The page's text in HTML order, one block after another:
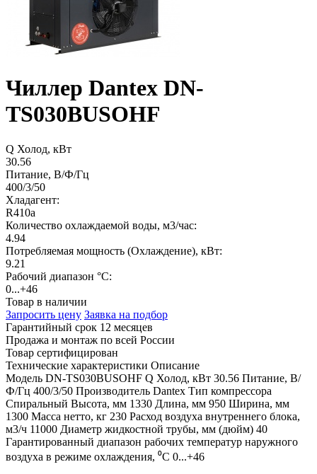
Чиллер Dantex DN-
TS030BUSOHF
Q Холод, кВт
30.56
Питание, В/Ф/Гц
400/3/50
Хладагент:
R410a
Количество охлаждаемой воды, м3/час:
4.94
Потребляемая мощность (Охлаждение), кВт:
9.21
Рабочий диапазон °С:
0...+46
Товар в наличии
Запросить цену Заявка на подбор
Гарантийный срок 12 месяцев
Продажа и монтаж по всей России
Товар сертифицирован
Технические характеристики Описание
Модель DN-TS030BUSOHF Q Холод, кВт 30.56 Питание, В/
Ф/Гц 400/3/50 Производитель Dantex Тип компрессора
Спиральный Высота, мм 1330 Длина, мм 950 Ширина, мм
1300 Масса нетто, кг 230 Расход воздуха внутреннего блока,
м3/ч 11000 Диаметр жидкостной трубы, мм (дюйм) 40
Гарантированный диапазон рабочих температур наружного
воздуха в режиме охлаждения, ⁰С 0...+46